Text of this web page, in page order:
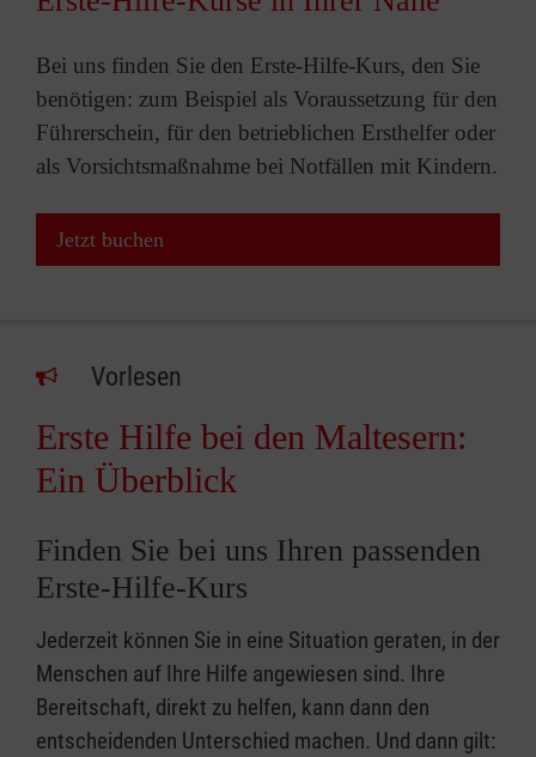
Bei uns finden Sie den Erste-Hilfe-Kurs, den Sie
benötigen: zum Beispiel als Voraussetzung für den
Führerschein, für den betrieblichen Ersthelfer oder
als Vorsichtsmaßnahme bei Notfällen mit Kindern.
Jetzt buchen
Vorlesen
Erste Hilfe bei den Maltesern:
Ein Überblick
Finden Sie bei uns Ihren passenden
Erste-Hilfe-Kurs
Jederzeit können Sie in eine Situation geraten, in der
Menschen auf Ihre Hilfe angewiesen sind. Ihre
Bereitschaft, direkt zu helfen, kann dann den
entscheidenden Unterschied machen. Und dann gilt: